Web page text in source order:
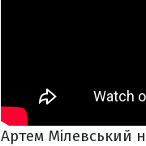
Артем Мілевський